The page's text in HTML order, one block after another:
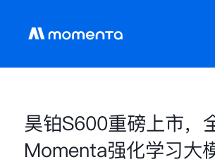
昊铂S600重磅上市，
Momenta强化学习大